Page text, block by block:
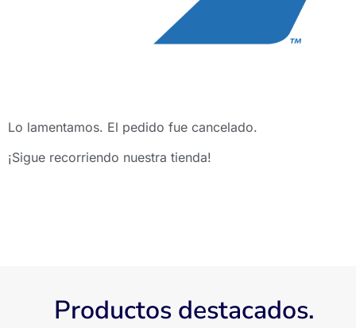
Lo lamentamos. El pedido fue cancelado.
¡Sigue recorriendo nuestra tienda!
Productos destacados.